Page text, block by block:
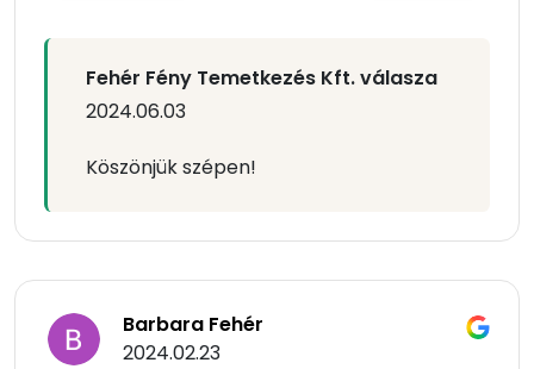
Fehér Fény Temetkezés Kft. válasza
2024.06.03
Köszönjük szépen!
Barbara Fehér
2024.02.23